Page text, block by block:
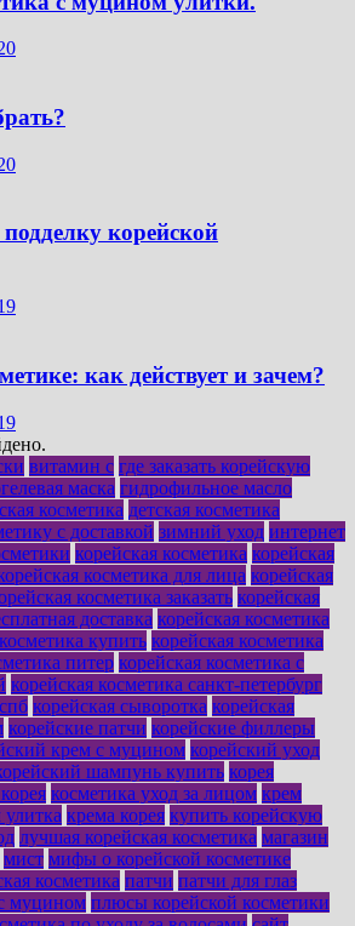
корейской
как действует и зачем?
витамин с где заказать корейскую
маска гидрофильное масло
косметика детская косметика
с доставкой зимний уход интернет
корейская косметика корейская
косметика для лица корейская
косметика заказать корейская
доставка корейская косметика
купить корейская косметика
питер корейская косметика с
корейская косметика санкт-петербург
корейская сыворотка корейская
корейские патчи корейские филлеры
крем с муцином корейский уход
шампунь купить корея
косметика уход за лицом крем
крема корея купить корейскую
лучшая корейская косметика магазин
мист мифы о корейской косметике
косметика патчи патчи для глаз
муцином плюсы корейской косметики